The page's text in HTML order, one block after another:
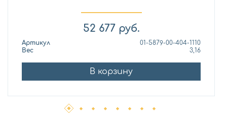
52 677 руб.
Артикул
01-5879-00-404-1110
Вес
3,16
В корзину